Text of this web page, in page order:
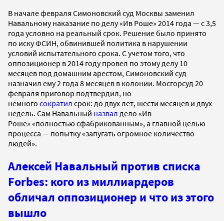
В начале февраля Симоновский суд Москвы заменил
Навальному наказание по делу «Ив Роше» 2014 года — с 3,5
года условно на реальный срок. Решение было принято
по иску ФСИН, обвинившей политика в нарушении
условий испытательного срока. С учетом того, что
оппозиционер в 2014 году провел по этому делу 10
месяцев под домашним арестом, Симоновский суд
назначил ему 2 года 8 месяцев в колонии. Мосгорсуд 20
февраля приговор подтвердил, но
немного сократил срок: до двух лет, шести месяцев и двух
недель. Сам Навальный назвал дело «Ив
Роше» «полностью сфабрикованным», а главной целью
процесса — попытку «запугать огромное количество
людей».
Алексей Навальный против списка
Forbes: кого из миллиардеров
обличал оппозиционер и что из этого
вышло